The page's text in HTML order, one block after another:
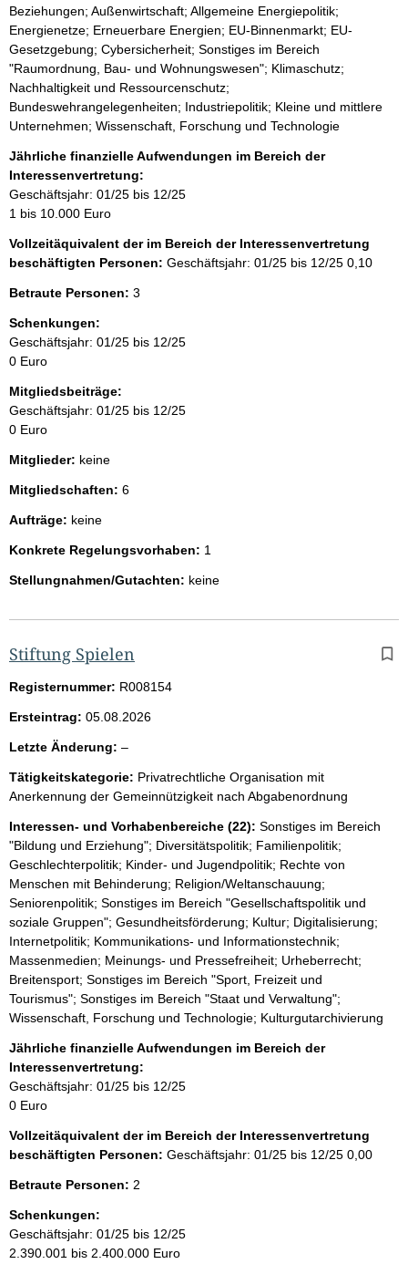
Beziehungen; Außenwirtschaft; Allgemeine Energiepolitik;
Energienetze; Erneuerbare Energien; EU-Binnenmarkt; EU-
Gesetzgebung; Cybersicherheit; Sonstiges im Bereich
"Raumordnung, Bau- und Wohnungswesen"; Klimaschutz;
Nachhaltigkeit und Ressourcenschutz;
Bundeswehrangelegenheiten; Industriepolitik; Kleine und mittlere
Unternehmen; Wissenschaft, Forschung und Technologie
Jährliche finanzielle Aufwendungen im Bereich der
Interessenvertretung:
Geschäftsjahr: 01/25 bis 12/25
1 bis 10.000 Euro
Vollzeitäquivalent der im Bereich der Interessenvertretung
beschäftigten Personen: Geschäftsjahr: 01/25 bis 12/25 0,10
Betraute Personen: 3
Schenkungen:
Geschäftsjahr: 01/25 bis 12/25
0 Euro
Mitgliedsbeiträge:
Geschäftsjahr: 01/25 bis 12/25
0 Euro
Mitglieder: keine
Mitgliedschaften: 6
Aufträge: keine
Konkrete Regelungsvorhaben: 1
Stellungnahmen/Gutachten: keine
Stiftung Spielen
Registernummer: R008154
Ersteintrag: 05.08.2026
Letzte Änderung: –l
e
r
Tätigkeitskategorie: Privatrechtliche Organisation mit
Anerkennung der Gemeinnützigkeit nach Abgabenordnung
Interessen- und Vorhabenbereiche (22): Sonstiges im Bereich
"Bildung und Erziehung"; Diversitätspolitik; Familienpolitik;
Geschlechterpolitik; Kinder- und Jugendpolitik; Rechte von
Menschen mit Behinderung; Religion/Weltanschauung;
Seniorenpolitik; Sonstiges im Bereich "Gesellschaftspolitik und
soziale Gruppen"; Gesundheitsförderung; Kultur; Digitalisierung;
Internetpolitik; Kommunikations- und Informationstechnik;
Massenmedien; Meinungs- und Pressefreiheit; Urheberrecht;
Breitensport; Sonstiges im Bereich "Sport, Freizeit und
Tourismus"; Sonstiges im Bereich "Staat und Verwaltung";
Wissenschaft, Forschung und Technologie; Kulturgutarchivierung
Jährliche finanzielle Aufwendungen im Bereich der
Interessenvertretung:
Geschäftsjahr: 01/25 bis 12/25
0 Euro
Vollzeitäquivalent der im Bereich der Interessenvertretung
beschäftigten Personen: Geschäftsjahr: 01/25 bis 12/25 0,00
Betraute Personen: 2
Schenkungen:
Geschäftsjahr: 01/25 bis 12/25
2.390.001 bis 2.400.000 Euro